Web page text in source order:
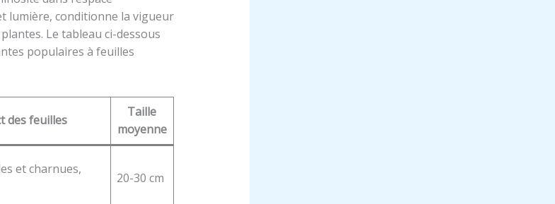
lumière, conditionne la vigueur
Le tableau ci-dessous
populaires à feuilles
des feuilles
Taille
moyenne
et charnues,
20-30 cm